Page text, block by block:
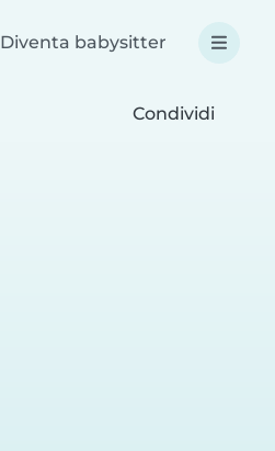
Diventa babysitter
Condividi